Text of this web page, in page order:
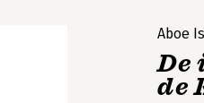
Aboe
De
de